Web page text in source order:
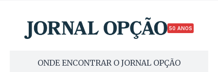
50 ANOS
ONDE ENCONTRAR O JORNAL OPÇÃO